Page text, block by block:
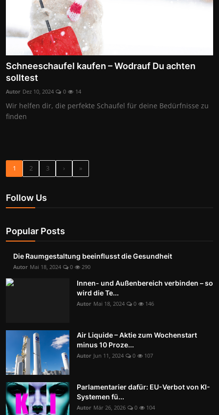
Schneeschaufel kaufen – Wodrauf Du achten
solltest
Autor Dez 10, 2024 0 14
Wir helfen dir, die perfekte Schaufel für deine Bedürfnisse zu
finden
1 2 3 › »
Follow Us
Popular Posts
Die Raumgestaltung beeinflusst die Gesundheit
Autor Mai 18, 2024 0 290
Innen- und Außenbereich verbinden – so
wird die Te...
Autor Mai 18, 2024 0 146
Air Liquide – Aktie zum Wochenstart
minus 10 Proze...
Autor Jun 11, 2024 0 107
Parlamentarier dafür: EU-Verbot von KI-
Systemen fü...
Autor Mär 26, 2026 0 104